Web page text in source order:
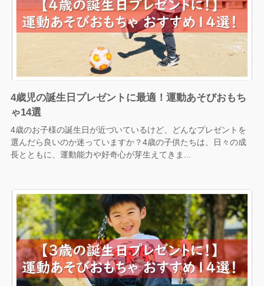
4歳児の誕生日プレゼントに最適！運動あそびおもち
ゃ14選
4歳のお子様の誕生日が近づいているけど、どんなプレゼントを
選んだら良いのか迷っていますか？4歳の子供たちは、日々の成
長とともに、運動能力や好奇心が芽生えてきま...